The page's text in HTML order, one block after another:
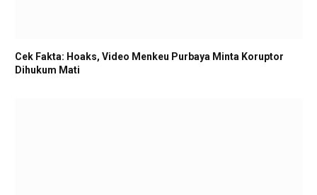
Cek Fakta: Hoaks, Video Menkeu Purbaya Minta Koruptor
Dihukum Mati